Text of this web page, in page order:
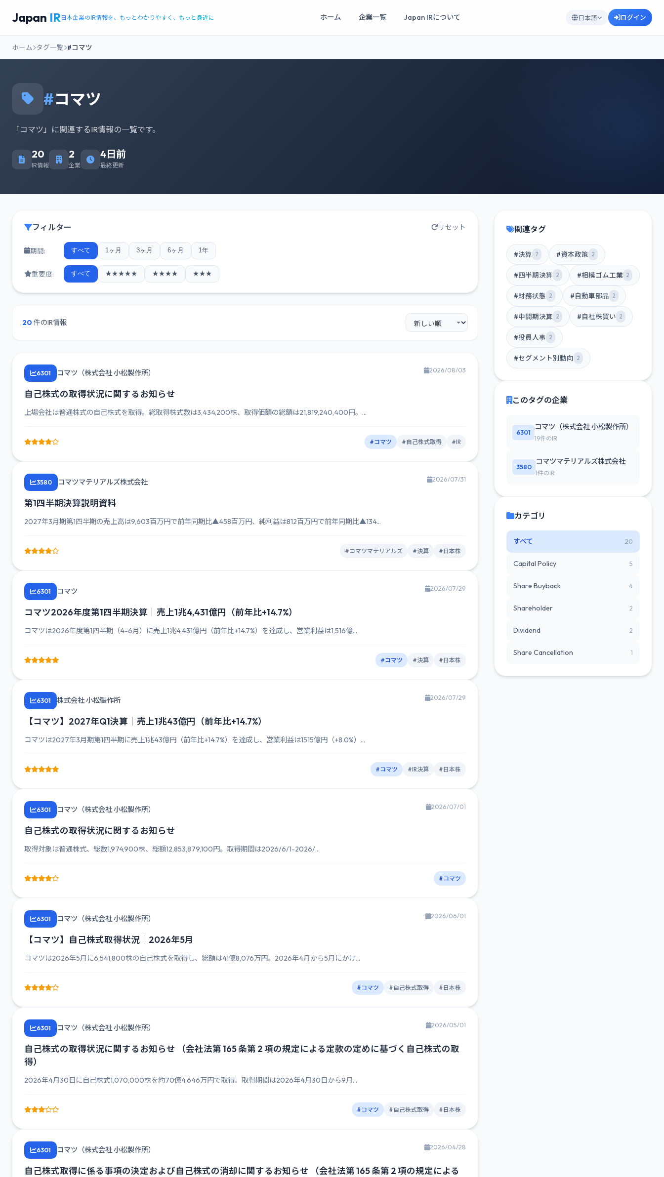
Japan IR日本企業のIR情報を、もっとわかりやすく、もっと身近に ホーム 企業一覧 Japan IRについて 日本語 ログイン
ホーム タグ一覧 #コマツ
#コマツ
「コマツ」に関連するIR情報の一覧です。
20
IR情報
2
企業
4日前
最終更新
フィルター リセット
期間: すべて 1ヶ月 3ヶ月 6ヶ月 1年
重要度: すべて ★★★★★ ★★★★ ★★★
20 件のIR情報
6301 コマツ（株式会社 小松製作所） 2026/08/03
自己株式の取得状況に関するお知らせ
上場会社は普通株式の自己株式を取得。総取得株式数は3,434,200株、取得価額の総額は21,819,240,400円。...
#コマツ #自己株式取得 #IR
3580 コマツマテリアルズ株式会社 2026/07/31
第1四半期決算説明資料
2027年3月期第1四半期の売上高は9,603百万円で前年同期比▲458百万円、純利益は812百万円で前年同期比▲134...
#コマツマテリアルズ #決算 #日本株
6301 コマツ 2026/07/29
コマツ2026年度第1四半期決算｜売上1兆4,431億円（前年比+14.7%）
コマツは2026年度第1四半期（4-6月）に売上1兆4,431億円（前年比+14.7%）を達成し、営業利益は1,516億...
#コマツ #決算 #日本株
6301 株式会社 小松製作所 2026/07/29
【コマツ】2027年Q1決算｜売上1兆43億円（前年比+14.7%）
コマツは2027年3月期第1四半期に売上1兆43億円（前年比+14.7%）を達成し、営業利益は1515億円（+8.0%）...
#コマツ #IR決算 #日本株
6301 コマツ（株式会社 小松製作所） 2026/07/01
自己株式の取得状況に関するお知らせ
取得対象は普通株式、総数1,974,900株、総額12,853,879,100円。取得期間は2026/6/1-2026/...
#コマツ
6301 コマツ（株式会社 小松製作所） 2026/06/01
【コマツ】自己株式取得状況｜2026年5月
コマツは2026年5月に6,541,800株の自己株式を取得し、総額は41億8,076万円。2026年4月から5月にかけ...
#コマツ #自己株式取得 #日本株
6301 コマツ（株式会社 小松製作所） 2026/05/01
自己株式の取得状況に関するお知らせ （会社法第 165 条第 2 項の規定による定款の定めに基づく自己株式の取
得）
2026年4月30日に自己株式1,070,000株を約70億4,646万円で取得。取得期間は2026年4月30日から9月...
#コマツ #自己株式取得 #日本株
6301 コマツ（株式会社 小松製作所） 2026/04/28
自己株式取得に係る事項の決定および自己株式の消却に関するお知らせ （会社法第 165 条第 2 項の規定による
関連タグ
#決算 7 #資本政策 2
#四半期決算 2 #相模ゴム工業 2
#財務状態 2 #自動車部品 2
#中間期決算 2 #自社株買い 2
#役員人事 2
#セグメント別動向 2
このタグの企業
6301
コマツ（株式会社 小松製作所）
19件のIR
3580
コマツマテリアルズ株式会社
1件のIR
カテゴリ
すべて 20
Capital Policy 5
Share Buyback 4
Shareholder 2
Dividend 2
Share Cancellation 1